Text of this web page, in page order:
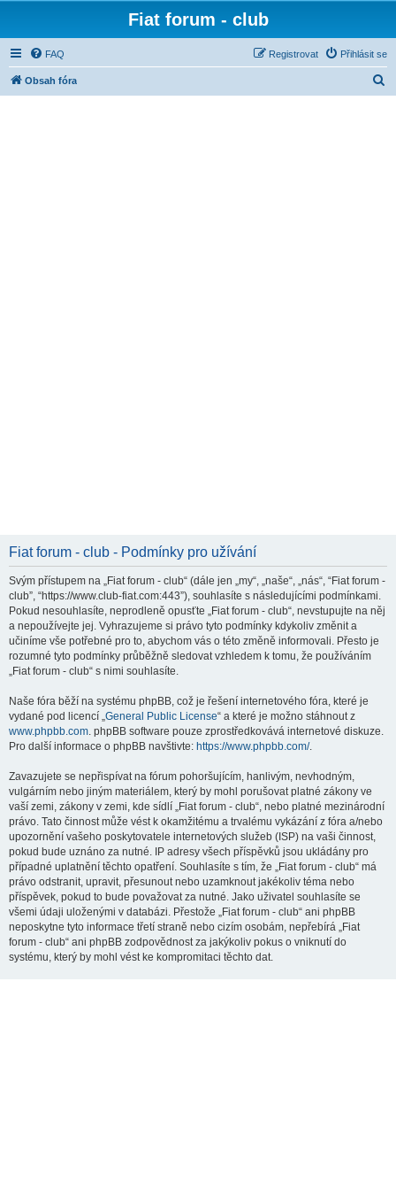
Fiat forum - club
FAQ Přihlásit se
Registrovat
Obsah fóra
Fiat forum - club - Podmínky pro užívání
Svým přístupem na „Fiat forum - club“ (dále jen „my“, „naše“, „nás“, “Fiat forum -
club”, “https://www.club-fiat.com:443”), souhlasíte s následujícími podmínkami.
Pokud nesouhlasíte, neprodleně opusťte „Fiat forum - club“, nevstupujte na něj
a nepoužívejte jej. Vyhrazujeme si právo tyto podmínky kdykoliv změnit a
učiníme vše potřebné pro to, abychom vás o této změně informovali. Přesto je
rozumné tyto podmínky průběžně sledovat vzhledem k tomu, že používáním
„Fiat forum - club“ s nimi souhlasíte.
Naše fóra běží na systému phpBB, což je řešení internetového fóra, které je
vydané pod licencí „General Public License“ a které je možno stáhnout z
www.phpbb.com. phpBB software pouze zprostředkovává internetové diskuze.
Pro další informace o phpBB navštivte: https://www.phpbb.com/.
Zavazujete se nepřispívat na fórum pohoršujícím, hanlivým, nevhodným,
vulgárním nebo jiným materiálem, který by mohl porušovat platné zákony ve
vaší zemi, zákony v zemi, kde sídlí „Fiat forum - club“, nebo platné mezinárodní
právo. Tato činnost může vést k okamžitému a trvalému vykázání z fóra a/nebo
upozornění vašeho poskytovatele internetových služeb (ISP) na vaši činnost,
pokud bude uznáno za nutné. IP adresy všech příspěvků jsou ukládány pro
případné uplatnění těchto opatření. Souhlasíte s tím, že „Fiat forum - club“ má
právo odstranit, upravit, přesunout nebo uzamknout jakékoliv téma nebo
příspěvek, pokud to bude považovat za nutné. Jako uživatel souhlasíte se
všemi údaji uloženými v databázi. Přestože „Fiat forum - club“ ani phpBB
neposkytne tyto informace třetí straně nebo cizím osobám, nepřebírá „Fiat
forum - club“ ani phpBB zodpovědnost za jakýkoliv pokus o vniknutí do
systému, který by mohl vést ke kompromitaci těchto dat.